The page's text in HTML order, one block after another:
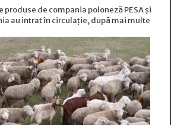
de compania poloneză PESA și
au intrat în circulație, după mai multe